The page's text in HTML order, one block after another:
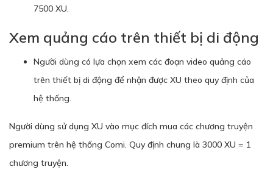
7500 XU.
Xem quảng cáo trên thiết bị di động
Người dùng có lựa chọn xem các đoạn video quảng cáo
trên thiết bị di động để nhận được XU theo quy định của
hệ thống.
Người dùng sử dụng XU vào mục đích mua các chương truyện
premium trên hệ thống Comi. Quy định chung là 3000 XU = 1
chương truyện.